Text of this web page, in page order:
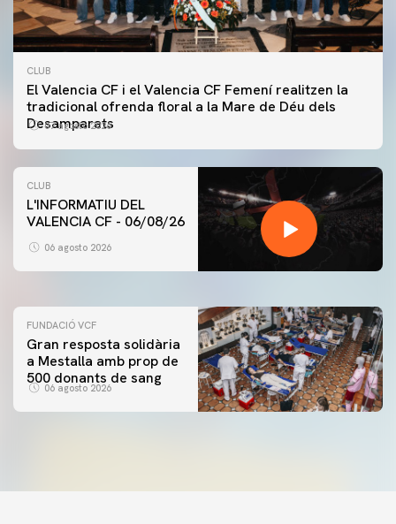
CLUB
El Valencia CF i el Valencia CF Femení realitzen la
tradicional ofrenda floral a la Mare de Déu dels
Desamparats
07 agosto 2026
CLUB
L'INFORMATIU DEL
VALENCIA CF - 06/08/26
06 agosto 2026
PRIMER EQUIP
ENTRENAMENT DEL VALENCIA CF 6/8/2026
FUNDACIÓ VCF
Gran resposta solidària
a Mestalla amb prop de
500 donants de sang
06 agosto 2026